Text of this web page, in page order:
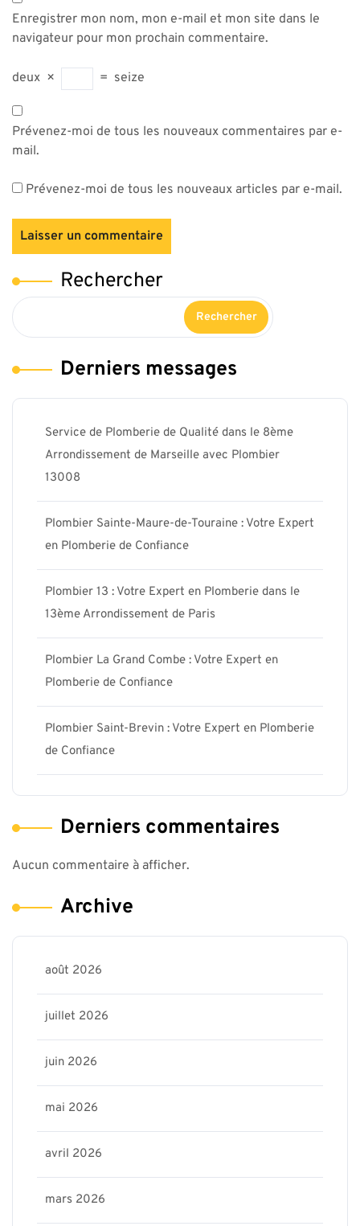
Enregistrer mon nom, mon e-mail et mon site dans le
navigateur pour mon prochain commentaire.
deux × = seize
Prévenez-moi de tous les nouveaux commentaires par e-
mail.
Prévenez-moi de tous les nouveaux articles par e-mail.
Rechercher
Rechercher
Derniers messages
Service de Plomberie de Qualité dans le 8ème
Arrondissement de Marseille avec Plombier
13008
Plombier Sainte-Maure-de-Touraine : Votre Expert
en Plomberie de Confiance
Plombier 13 : Votre Expert en Plomberie dans le
13ème Arrondissement de Paris
Plombier La Grand Combe : Votre Expert en
Plomberie de Confiance
Plombier Saint-Brevin : Votre Expert en Plomberie
de Confiance
Derniers commentaires
Aucun commentaire à afficher.
Archive
août 2026
juillet 2026
juin 2026
mai 2026
avril 2026
mars 2026